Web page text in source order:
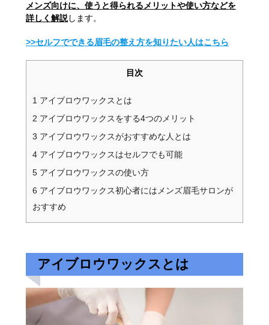
メンズ向けに、使うと得られるメリットや使い方などを
詳しく解説します。
>>セルフでできる眉毛の整え方を知りたい人はこちら
目次
1 アイブロウワックスとは
2 アイブロウワックスをする4つのメリット
3 アイブロウワックスがおすすめな人とは
4 アイブロウワックスはセルフでも可能
5 アイブロウワックスの使い方
6 アイブロウワックス初心者にはメンズ眉毛サロンが
おすすめ
アイブロウワックスとは